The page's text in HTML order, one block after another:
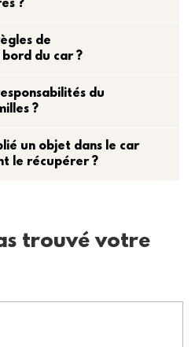
?
de
du car ?
du
?
un objet dans le car
le récupérer ?
trouvé votre